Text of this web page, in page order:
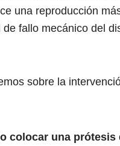
una reproducción
fallo mecánico del
sobre la
colocar una prótesis